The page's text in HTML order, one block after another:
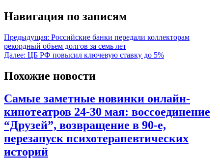
Навигация по записям
Предыдущая: Российские банки передали коллекторам
рекордный объем долгов за семь лет
Далее: ЦБ РФ повысил ключевую ставку до 5%
Похожие новости
Самые заметные новинки онлайн-
кинотеатров 24-30 мая: воссоединение
“Друзей”, возвращение в 90-е,
перезапуск психотерапевтических
историй